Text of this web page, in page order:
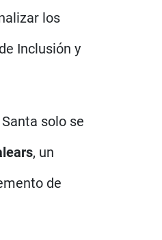
los
Inclusión y
solo se
, un
de